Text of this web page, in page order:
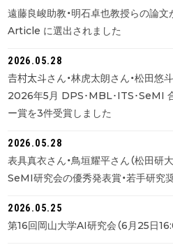
遠藤良峻助教・明石卓也教授らの論
Article に選出されました
2026.05.28
𠮷村太斗さん・林虎太朗さん・松田悠
2026年5月 DPS･MBL･ITS･SeMI
ー賞を3件受賞しました
2026.05.28
表具真衣さん・鳥垣耀平さん（松田研
SeMI研究会の優秀発表賞・若手研究
2026.05.25
第16回岡山大学AI研究会（6月25日